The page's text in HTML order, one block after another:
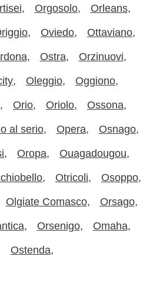
Orgosolo Orleans
Oviedo Ottaviano
Ostra Orzinuovi
Oleggio Oggiono
Orio Oriolo Ossona
al serio Opera Osnago
Oropa Ouagadougou
Otricoli Osoppo
Olgiate Comasco Orsago
Orsenigo Omaha
Ostenda